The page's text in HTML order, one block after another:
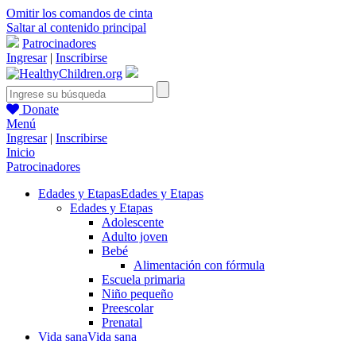
Omitir los comandos de cinta
Saltar al contenido principal
Patrocinadores
Ingresar| Inscribirse
Donate
Menú
Ingresar| Inscribirse
Inicio
Patrocinadores
Edades y EtapasEdades y Etapas
Edades y Etapas
Adolescente
Adulto joven
Bebé
Alimentación con fórmula
Escuela primaria
Niño pequeño
Preescolar
Prenatal
Vida sanaVida sana